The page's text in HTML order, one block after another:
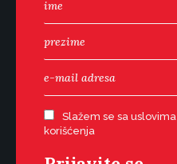
Slažem se sa uslovima
korišćenja